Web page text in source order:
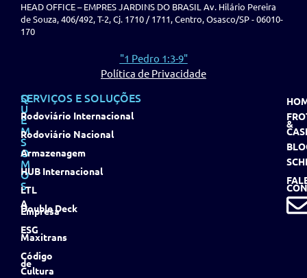
HEAD OFFICE – EMPRES JARDINS DO BRASIL Av. Hilário Pereira
de Souza, 406/492, T-2, Cj. 1710 / 1711, Centro, Osasco/SP - 06010-
170
"1 Pedro 1:3-9"
Política de Privacidade
Q
U
E
M
S
O
M
O
S
A
Empresa
ESG
Maxitrans
Código
de
Cultura
SERVIÇOS E SOLUÇÕES
Rodoviário Internacional
Rodoviário Nacional
Armazenagem
HUB Internacional
LTL
Double Deck
&